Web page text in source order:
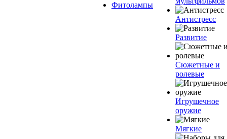
Фитолампы
Антистресс
Развитие
Сюжетные и
ролевые
Игрушечное
оружие
Мягкие